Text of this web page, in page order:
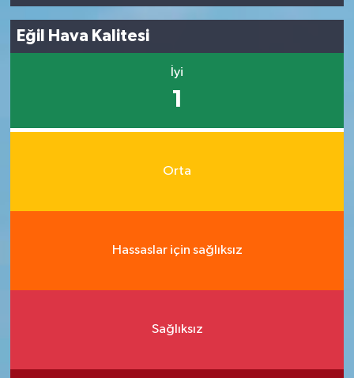
Eğil Hava Kalitesi
İyi
1
Orta
Hassaslar için sağlıksız
Sağlıksız